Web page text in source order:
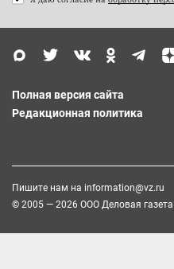
Полная версия сайта
Редакционная политика
Пишите нам на information@vz.ru
© 2005 — 2026 ООО Деловая газета